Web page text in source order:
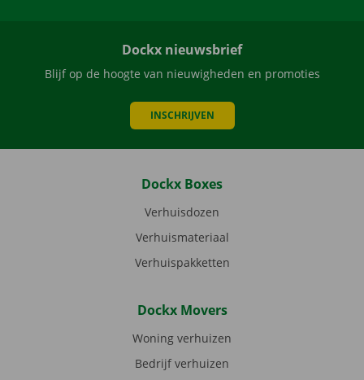
Dockx nieuwsbrief
Blijf op de hoogte van nieuwigheden en promoties
INSCHRIJVEN
Dockx Boxes
Verhuisdozen
Verhuismateriaal
Verhuispakketten
Dockx Movers
Woning verhuizen
Bedrijf verhuizen